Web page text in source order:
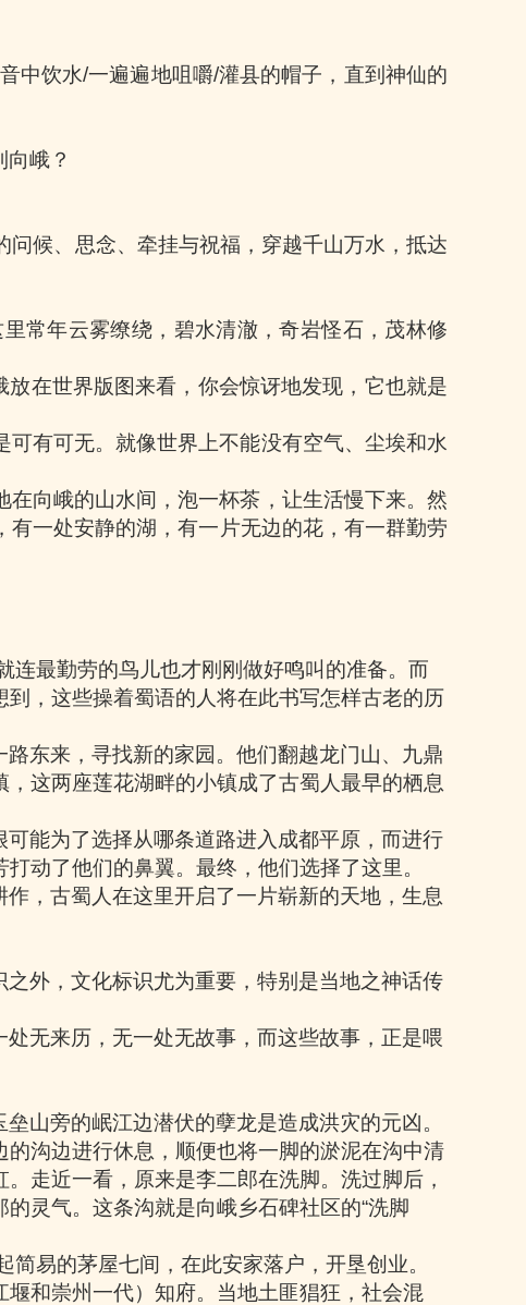
中饮水/一遍遍地咀嚼/灌县的帽子，直到神仙的
峨？
候、思念、牵挂与祝福，穿越千山万水，抵达
常年云雾缭绕，碧水清澈，奇岩怪石，茂林修
放在世界版图来看，你会惊讶地发现，它也就是
有可无。就像世界上不能没有空气、尘埃和水
向峨的山水间，泡一杯茶，让生活慢下来。然
一处安静的湖，有一片无边的花，有一群勤劳
连最勤劳的鸟儿也才刚刚做好鸣叫的准备。而
，这些操着蜀语的人将在此书写怎样古老的历
东来，寻找新的家园。他们翻越龙门山、九鼎
这两座莲花湖畔的小镇成了古蜀人最早的栖息
能为了选择从哪条道路进入成都平原，而进行
动了他们的鼻翼。最终，他们选择了这里。
，古蜀人在这里开启了一片崭新的天地，生息
外，文化标识尤为重要，特别是当地之神话传
处无来历，无一处无故事，而这些故事，正是喂
山旁的岷江边潜伏的孽龙是造成洪灾的元凶。
沟边进行休息，顺便也将一脚的淤泥在沟中清
走近一看，原来是李二郎在洗脚。洗过脚后，
灵气。这条沟就是向峨乡石碑社区的“洗脚
易的茅屋七间，在此安家落户，开垦创业。
和崇州一代）知府。当地土匪猖狂，社会混